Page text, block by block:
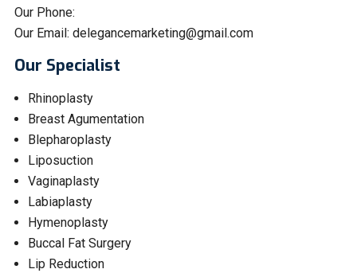
Our Phone:
Our Email: delegancemarketing@gmail.com
Our Specialist
Rhinoplasty
Breast Agumentation
Blepharoplasty
Liposuction
Vaginaplasty
Labiaplasty
Hymenoplasty
Buccal Fat Surgery
Lip Reduction